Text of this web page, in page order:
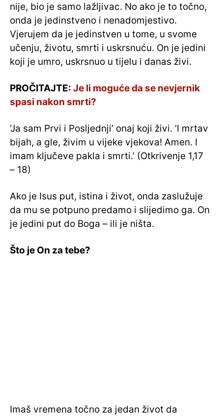
nije, bio je samo lažljivac. No ako je to točno,
onda je jedinstveno i nenadomjestivo.
Vjerujem da je jedinstven u tome, u svome
učenju, životu, smrti i uskrsnuću. On je jedini
koji je umro, uskrsnuo u tijelu i danas živi.
PROČITAJTE: Je li moguće da se nevjernik
spasi nakon smrti?
‘Ja sam Prvi i Posljednji’ onaj koji živi. ‘I mrtav
bijah, a gle, živim u vijeke vjekova! Amen. I
imam ključeve pakla i smrti.’ (Otkrivenje 1,17
– 18)
Ako je Isus put, istina i život, onda zaslužuje
da mu se potpuno predamo i slijedimo ga. On
je jedini put do Boga – ili je ništa.
Što je On za tebe?
Imaš vremena točno za jedan život da